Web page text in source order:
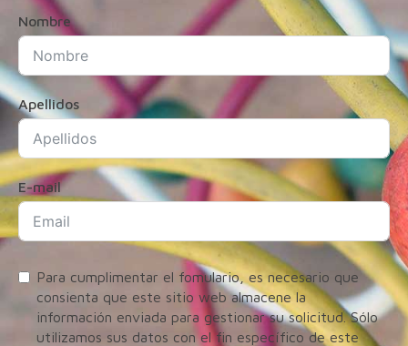
Nombre
Apellidos
E-mail
Para cumplimentar el fomulario, es necesario que
consienta que este sitio web almacene la
información enviada para gestionar su solicitud. Sólo
utilizamos sus datos con el fin específico de este